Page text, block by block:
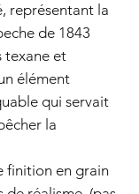
représentant la
de 1843
texane et
élément
qui servait
la
finition en grain